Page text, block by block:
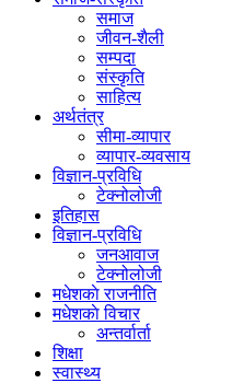
समाज
जीवन-शैली
सम्पदा
संस्कृति
साहित्य
अर्थतंत्र
सीमा-व्यापार
व्यापार-व्यवसाय
विज्ञान-प्रविधि
टेक्नोलोजी
इतिहास
विज्ञान-प्रविधि
जनआवाज
टेक्नोलोजी
मधेशकाे राजनीति
मधेशकाे विचार
अन्तर्वार्ता
शिक्षा
स्वास्थ्य